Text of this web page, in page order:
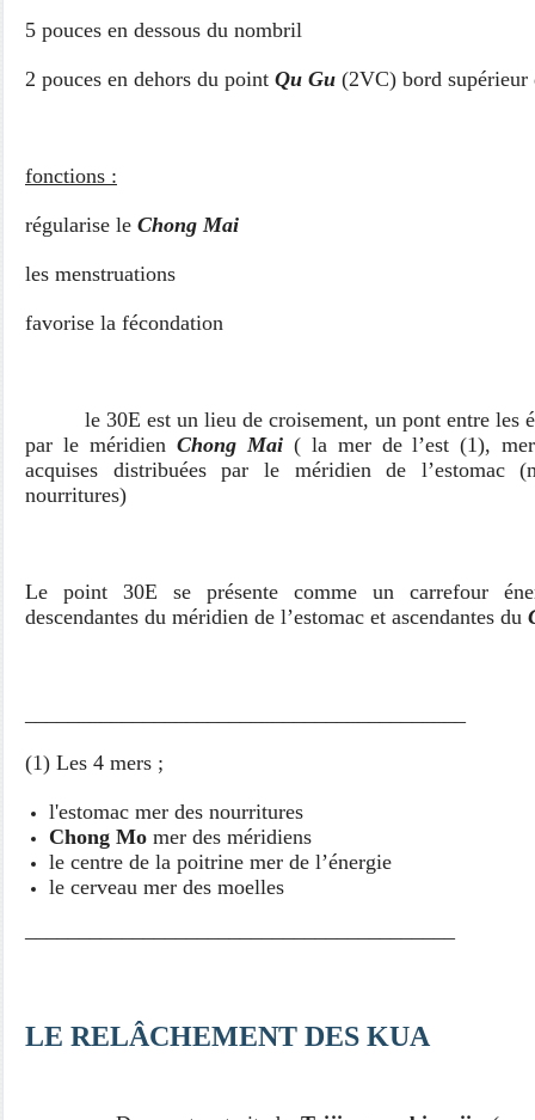
5 pouces en dessous du nombril
2 pouces en dehors du point Qu Gu (2VC) bord supérieur
fonctions :
régularise le Chong Mai
les menstruations
favorise la fécondation
le 30E est un lieu de croisement, un pont entre les
par le méridien ChongMai ( la mer de l’est (1),
acquises distribuées par le méridien de l’estomac
nourritures)
Le point 30E se présente comme un carrefour
descendantes du méridien de l’estomac et ascendantes du
(1) Les 4 mers ;
l'estomac mer des nourritures
Chong Mo mer des méridiens
le centre de la poitrine mer de l’énergie
le cerveau mer des moelles
LE RELÂCHEMENT DES KUA